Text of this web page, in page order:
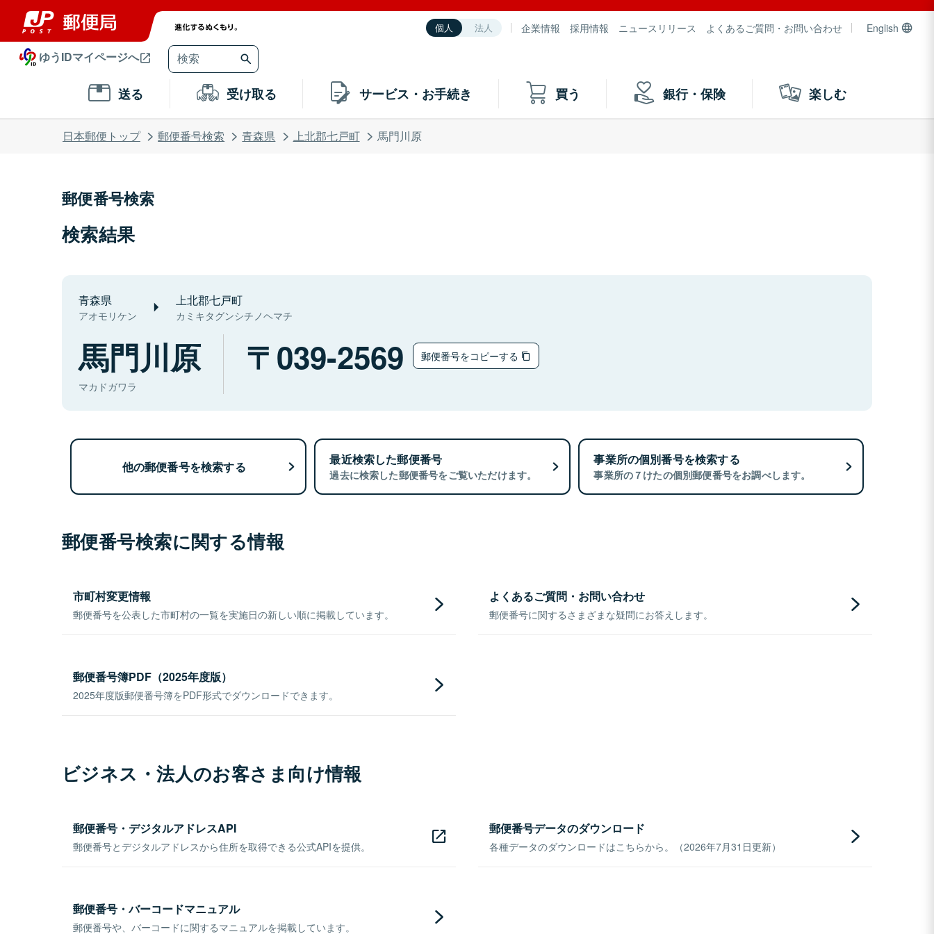
個人 法人 企業情報 採用情報 ニュースリリース よくあるご質問・お問い合わせ English
ゆうIDマイページへ
送る 受け取る サービス・お手続き 買う 銀行・保険 楽しむ
日本郵便トップ 郵便番号検索 青森県 上北郡七戸町 馬門川原
郵便番号検索
検索結果
青森県
アオモリケン
上北郡七戸町
カミキタグンシチノヘマチ
馬門川原
マカドガワラ
039-2569 郵便番号をコピーする
他の郵便番号を検索する 最近検索した郵便番号
過去に検索した郵便番号をご覧いただけます。
事業所の個別番号を検索する
事業所の７けたの個別郵便番号をお調べします。
郵便番号検索に関する情報
市町村変更情報
郵便番号を公表した市町村の一覧を実施日の新しい順に掲載しています。
よくあるご質問・お問い合わせ
郵便番号に関するさまざまな疑問にお答えします。
郵便番号簿PDF（2025年度版）
2025年度版郵便番号簿をPDF形式でダウンロードできます。
ビジネス・法人のお客さま向け情報
郵便番号・デジタルアドレスAPI
郵便番号とデジタルアドレスから住所を取得できる公式APIを提供。
郵便番号データのダウンロード
各種データのダウンロードはこちらから。（2026年7月31日更新）
郵便番号・バーコードマニュアル
郵便番号や、バーコードに関するマニュアルを掲載しています。